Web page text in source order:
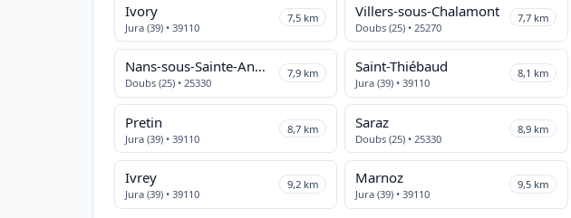
Ivory
Jura (39) • 39110
7,5 km Villers-sous-Chalamont
Doubs (25) • 25270
7,7 km
Nans-sous-Sainte-Anne
Doubs (25) • 25330
7,9 km Saint-Thiébaud
Jura (39) • 39110
8,1 km
Pretin
Jura (39) • 39110
8,7 km Saraz
Doubs (25) • 25330
8,9 km
Ivrey
Jura (39) • 39110
9,2 km Marnoz
Jura (39) • 39110
9,5 km